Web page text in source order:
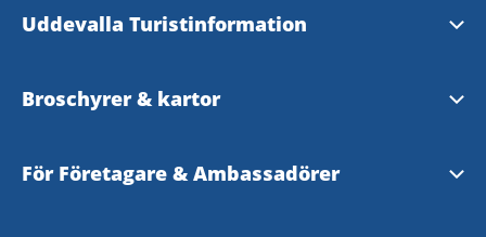
Uddevalla Turistinformation
Upplev Bohuslän
Broschyrer & kartor
Uddevallakarta
För Företagare & Ambassadörer